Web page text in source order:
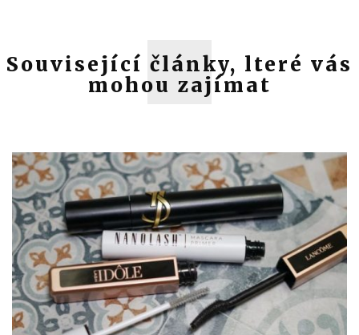
Související články, lteré vás
mohou zajímat